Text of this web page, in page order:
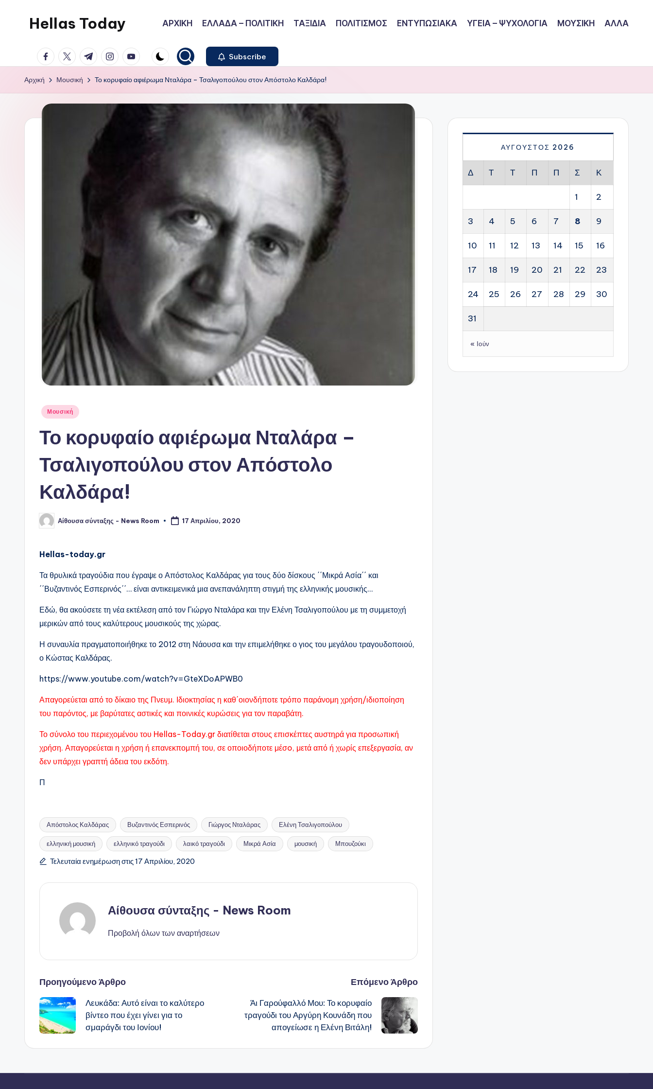
Μετάβαση
περιεχόμενο
Hellas Today ΑΡΧΙΚΗ ΕΛΛΑΔΑ – ΠΟΛΙΤΙΚΗ ΤΑΞΙΔΙΑ ΠΟΛΙΤΙΣΜΟΣ ΕΝΤΥΠΩΣΙΑΚΑ ΥΓΕΙΑ – ΨΥΧΟΛΟΓΙΑ ΜΟΥΣΙΚΗ ΑΛΛΑ
facebook.com
twitter.com
t.me instagram.com
youtube.com Subscribe
Αρχική Μουσική Το κορυφαίο αφιέρωμα Νταλάρα – Τσαλιγοπούλου στον Απόστολο Καλδάρα!
Αναρτήθηκε
Μουσική
Το κορυφαίο αφιέρωμα Νταλάρα –
Τσαλιγοπούλου στον Απόστολο
Καλδάρα!
Συγγραφέας:Αίθουσα σύνταξης - News Room 17 Απριλίου, 2020
Hellas-today.gr
Τα θρυλικά τραγούδια που έγραψε ο Απόστολος Καλδάρας για τους δύο δίσκους ΄΄Μικρά Ασία΄΄ και
΄΄Βυζαντινός Εσπερινός΄΄… είναι αντικειμενικά μια ανεπανάληπτη στιγμή της ελληνικής μουσικής…
Εδώ, θα ακούσετε τη νέα εκτέλεση από τον Γιώργο Νταλάρα και την Ελένη Τσαλιγοπούλου με τη συμμετοχή
μερικών από τους καλύτερους μουσικούς της χώρας.
Η συναυλία πραγματοποιήθηκε το 2012 στη Νάουσα και την επιμελήθηκε ο γιος του μεγάλου τραγουδοποιού,
ο Κώστας Καλδάρας.
https://www.youtube.com/watch?v=GteXDoAPWB0
Απαγορεύεται από το δίκαιο της Πνευμ. Ιδιοκτησίας η καθ΄οιονδήποτε τρόπο παράνομη χρήση/ιδιοποίηση
του παρόντος, με βαρύτατες αστικές και ποινικές κυρώσεις για τον παραβάτη.
Το σύνολο του περιεχομένου του Hellas-Today.gr διατίθεται στους επισκέπτες αυστηρά για προσωπική
χρήση. Απαγορεύεται η χρήση ή επανεκπομπή του, σε οποιοδήποτε μέσo, μετά από ή χωρίς επεξεργασία, αν
δεν υπάρχει γραπτή άδεια του εκδότη.
Π
Ετικέτες:
Απόστολος Καλδάρας Βυζαντινός Εσπερινός Γιώργος Νταλάρας Ελένη Τσαλιγοπούλου
ελληνική μουσική ελληνικό τραγούδι λαικό τραγούδι Μικρά Ασία μουσική Μπουζούκι
Τελευταία ενημέρωση στις 17 Απριλίου, 2020
Αίθουσα σύνταξης - News Room
Προβολή όλων των αναρτήσεων
Πλοήγηση
δημοσιεύσεων
Προηγούμενο Άρθρο
Λευκάδα: Αυτό είναι το καλύτερο
βίντεο που έχει γίνει για το
σμαράγδι του Ιονίου!
Επόμενο Άρθρο
Άι Γαρούφαλλό Μου: Το κορυφαίο
τραγούδι του Αργύρη Κουνάδη που
απογείωσε η Ελένη Βιτάλη!
ΑΎΓΟΥΣΤΟΣ 2026
Δ Τ Τ Π Π Σ Κ
1 2
3 4 5 6 7 8 9
10 11 12 13 14 15 16
17 18 19 20 21 22 23
24 25 26 27 28 29 30
31
« Ιούν